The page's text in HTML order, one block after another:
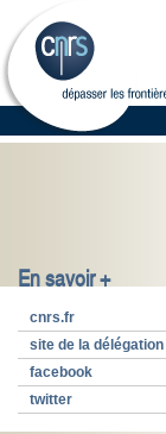
En savoir +
cnrs.fr
site de la délégation
facebook
twitter